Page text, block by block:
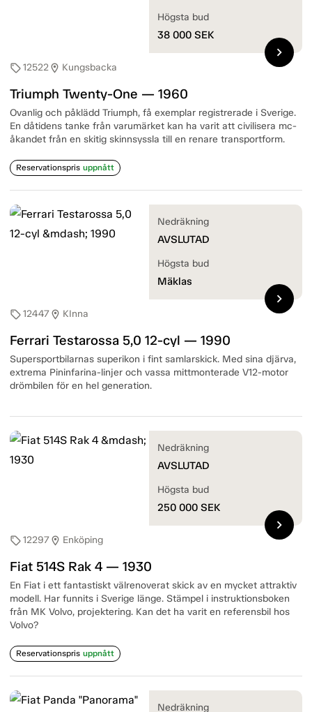
sell12522location_on Kungsbacka
Triumph Twenty-One — 1960
Ovanlig och påklädd Triumph, få exemplar registrerade i Sverige.
En dåtidens tanke från varumärket kan ha varit att civilisera mc-
åkandet från en skitig skinnsyssla till en renare transportform.
Reservationspris uppnått
Högsta bud
38 000 SEK
chevron_right
sell12447location_on KInna
Ferrari Testarossa 5,0 12-cyl — 1990
Supersportbilarnas superikon i fint samlarskick. Med sina djärva,
extrema Pininfarina-linjer och vassa mittmonterade V12-motor
drömbilen för en hel generation.
Nedräkning
AVSLUTAD
Högsta bud
Mäklas
chevron_right
sell12297location_on Enköping
Fiat 514S Rak 4 — 1930
En Fiat i ett fantastiskt välrenoverat skick av en mycket attraktiv
modell. Har funnits i Sverige länge. Stämpel i instruktionsboken
från MK Volvo, projektering. Kan det ha varit en referensbil hos
Volvo?
Reservationspris uppnått
Nedräkning
AVSLUTAD
Högsta bud
250 000 SEK
chevron_right
Nedräkning